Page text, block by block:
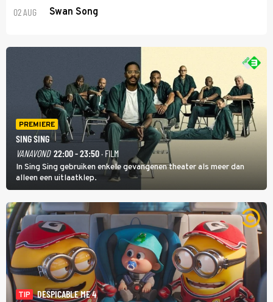
02 AUG Swan Song
PREMIERE
SING SING
VANAVOND 22:00 - 23:50· FILM
In Sing Sing gebruiken enkele gevangenen theater als meer dan
alleen een uitlaatklep.
TIP
DESPICABLE ME 4